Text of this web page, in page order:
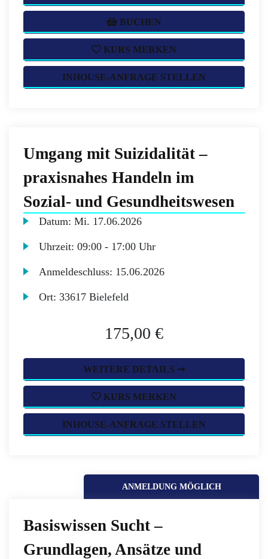
BUCHEN
KURS MERKEN
INHOUSE-ANFRAGE STELLEN
Umgang mit Suizidalität –
praxisnahes Handeln im
Sozial- und Gesundheitswesen
Datum:Mi. 17.06.2026
Uhrzeit:09:00 - 17:00 Uhr
Anmeldeschluss: 15.06.2026
Ort:33617 Bielefeld
175,00 €
WEITERE DETAILS ➞
KURS MERKEN
INHOUSE-ANFRAGE STELLEN
ANMELDUNG MÖGLICH
Basiswissen Sucht –
Grundlagen, Ansätze und